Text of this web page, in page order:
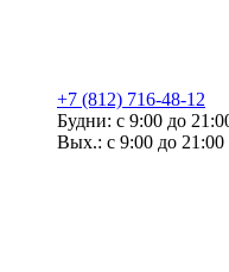
+7 (812) 716-48-12
Будни: с 9:00 до
Вых.: с 9:00 до 21:00